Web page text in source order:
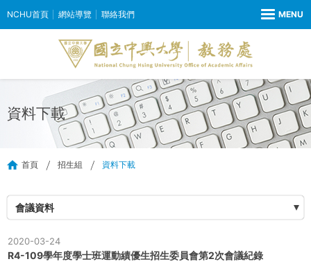
NCHU首頁 網站導覽 聯絡我們
資料下載
首頁 招生組 資料下載
會議資料
2020-03-24
R4-109學年度學士班運動績優生招生委員會第2次會議紀錄